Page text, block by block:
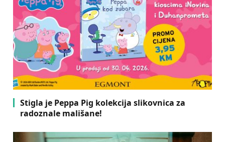
Stigla je Peppa Pig kolekcija slikovnica za
radoznale mališane!